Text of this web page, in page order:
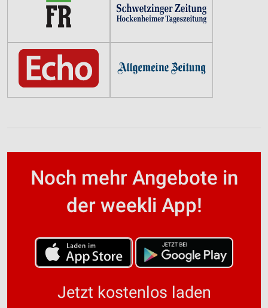
Noch mehr Angebote in
der weekli App!
Jetzt kostenlos laden